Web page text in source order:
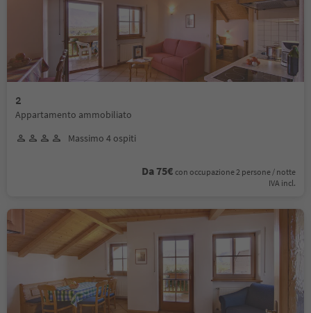
2
Appartamento ammobiliato
Massimo 4 ospiti
Da 75€ con occupazione 2 persone / notte
IVA incl.